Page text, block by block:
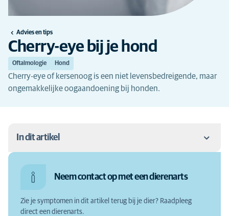
Advies en tips
Cherry-eye bij je hond
Oftalmologie Hond
Cherry-eye of kersenoog is een niet levensbedreigende, maar
ongemakkelijke oogaandoening bij honden.
In dit artikel
Wat zijn de oorzaken van cherry-eye?
Neem contact op met een dierenarts
Zie je symptomen in dit artikel terug bij je dier? Raadpleeg
direct een dierenarts.